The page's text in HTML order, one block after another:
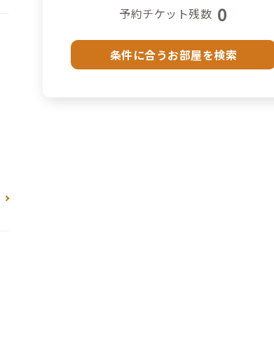
予約チケット残数 0
条件に合うお部屋を検索